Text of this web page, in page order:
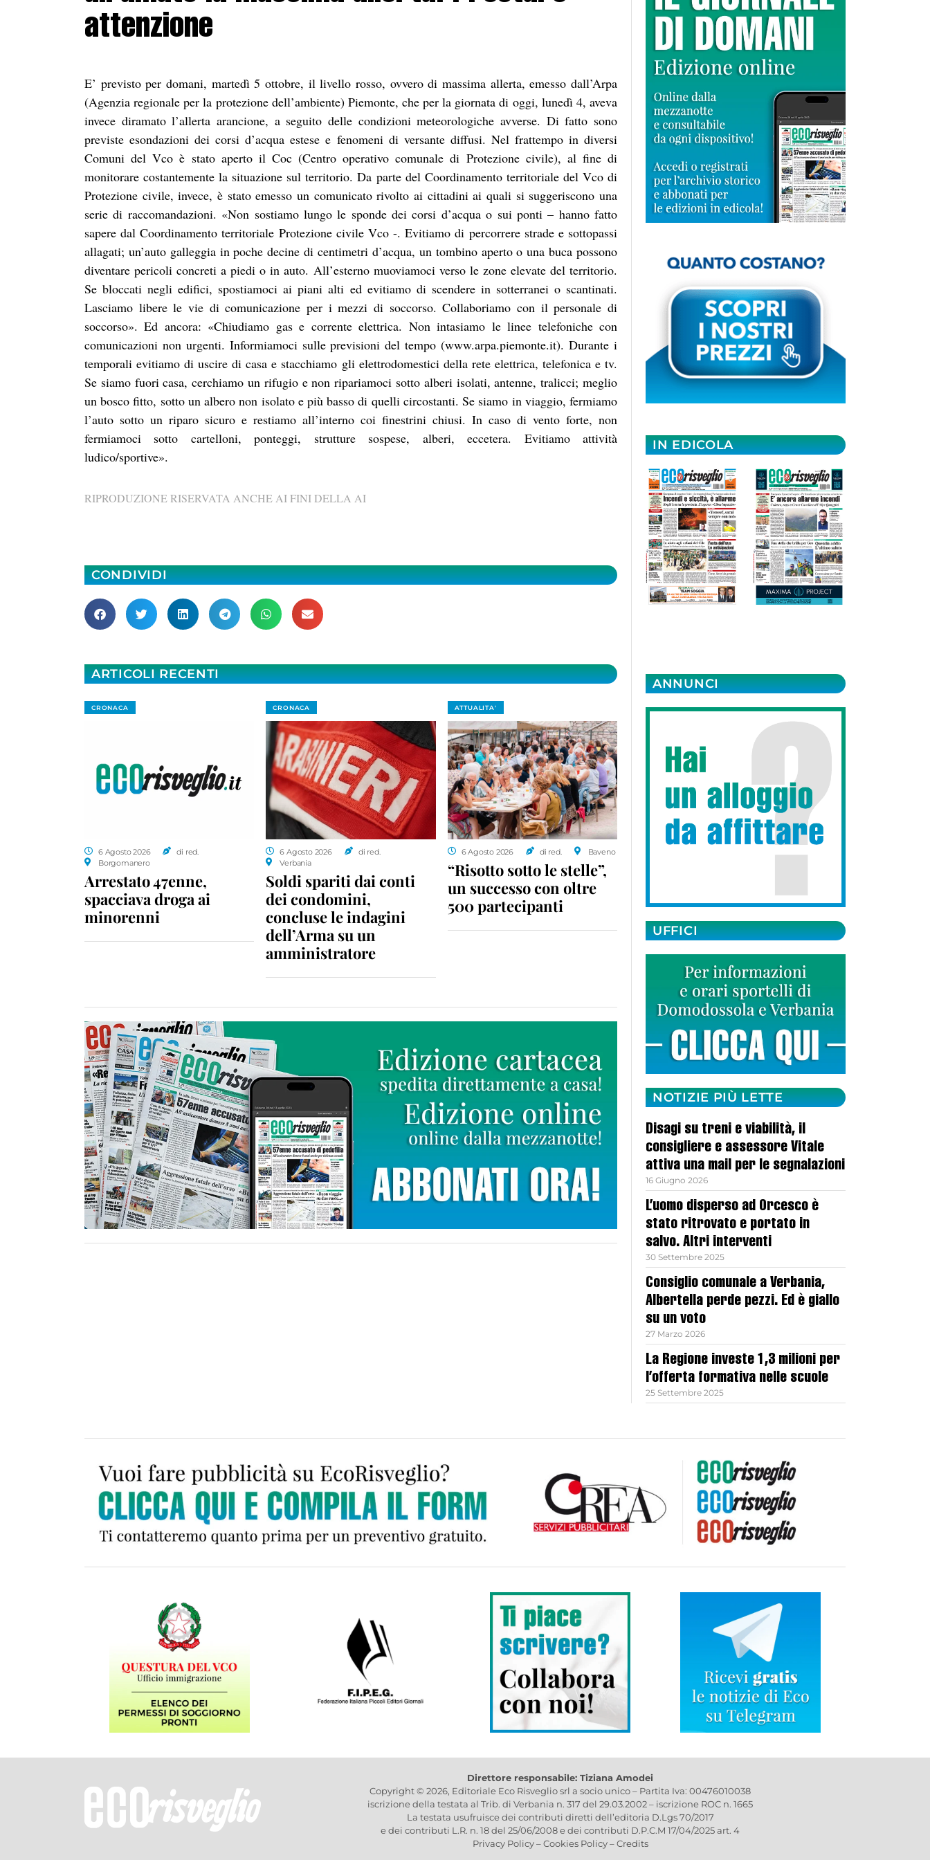
attenzione
E’ previsto per domani, martedì 5 ottobre, il livello rosso, ovvero di massima allerta, emesso dall’Arpa
(Agenzia regionale per la protezione dell’ambiente) Piemonte, che per la giornata di oggi, lunedì 4, aveva
invece diramato l’allerta arancione, a seguito delle condizioni meteorologiche avverse. Di fatto sono
previste esondazioni dei corsi d’acqua estese e fenomeni di versante diffusi. Nel frattempo in diversi
Comuni del Vco è stato aperto il Coc (Centro operativo comunale di Protezione civile), al fine di
monitorare costantemente la situazione sul territorio. Da parte del Coordinamento territoriale del Vco di
Protezione civile, invece, è stato emesso un comunicato rivolto ai cittadini ai quali si suggeriscono una
serie di raccomandazioni. «Non sostiamo lungo le sponde dei corsi d’acqua o sui ponti – hanno fatto
sapere dal Coordinamento territoriale Protezione civile Vco -. Evitiamo di percorrere strade e sottopassi
allagati; un’auto galleggia in poche decine di centimetri d’acqua, un tombino aperto o una buca possono
diventare pericoli concreti a piedi o in auto. All’esterno muoviamoci verso le zone elevate del territorio.
Se bloccati negli edifici, spostiamoci ai piani alti ed evitiamo di scendere in sotterranei o scantinati.
Lasciamo libere le vie di comunicazione per i mezzi di soccorso. Collaboriamo con il personale di
soccorso». Ed ancora: «Chiudiamo gas e corrente elettrica. Non intasiamo le linee telefoniche con
comunicazioni non urgenti. Informiamoci sulle previsioni del tempo (www.arpa.piemonte.it). Durante i
temporali evitiamo di uscire di casa e stacchiamo gli elettrodomestici della rete elettrica, telefonica e tv.
Se siamo fuori casa, cerchiamo un rifugio e non ripariamoci sotto alberi isolati, antenne, tralicci; meglio
un bosco fitto, sotto un albero non isolato e più basso di quelli circostanti. Se siamo in viaggio, fermiamo
l’auto sotto un riparo sicuro e restiamo all’interno coi finestrini chiusi. In caso di vento forte, non
fermiamoci sotto cartelloni, ponteggi, strutture sospese, alberi, eccetera. Evitiamo attività
ludico/sportive».
RIPRODUZIONE RISERVATA ANCHE AI FINI DELLA AI
CONDIVIDI
ARTICOLI RECENTI
CRONACA
6 Agosto 2026
di red.
Borgomanero
Arrestato 47enne,
spacciava droga ai
minorenni
CRONACA
6 Agosto 2026
di red.
Verbania
Soldi spariti dai conti
dei condomini,
concluse le indagini
dell’Arma su un
amministratore
ATTUALITA'
6 Agosto 2026 di red. Baveno
“Risotto sotto le stelle”,
un successo con oltre
500 partecipanti
IN EDICOLA
ANNUNCI
UFFICI
NOTIZIE PIÙ LETTE
Disagi su treni e viabilità, il
consigliere e assessore Vitale
attiva una mail per le segnalazioni
16 Giugno 2026
L’uomo disperso ad Orcesco è
stato ritrovato e portato in
salvo. Altri interventi
30 Settembre 2025
Consiglio comunale a Verbania,
Albertella perde pezzi. Ed è giallo
su un voto
27 Marzo 2026
La Regione investe 1,3 milioni per
l’offerta formativa nelle scuole
25 Settembre 2025
Direttore responsabile: Tiziana Amodei
Copyright © 2026, Editoriale Eco Risveglio srl a socio unico – Partita Iva: 00476010038
iscrizione della testata al Trib. di Verbania n. 317 del 29.03.2002 – iscrizione ROC n. 1665
La testata usufruisce dei contributi diretti dell’editoria D.Lgs 70/2017
e dei contributi L.R. n. 18 del 25/06/2008 e dei contributi D.P.C.M 17/04/2025 art. 4
Privacy Policy–Cookies Policy–Credits